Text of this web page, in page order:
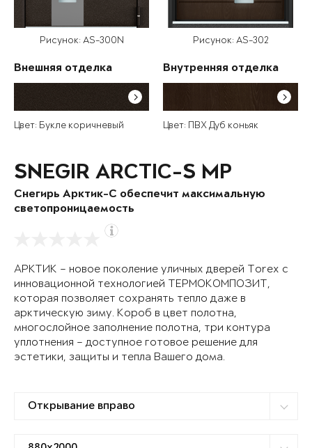
Рисунок: AS-300N
Внешняя отделка
Цвет: Букле коричневый
Рисунок: AS-302
Внутренняя отделка
Цвет: ПВХ Дуб коньяк
SNEGIR ARCTIC-S MP
Снегирь Арктик-С обеспечит максимальную
светопроницаемость
АРКТИК – новое поколение уличных дверей Torex с
инновационной технологией ТЕРМОКОМПОЗИТ,
которая позволяет сохранять тепло даже в
арктическую зиму. Короб в цвет полотна,
многослойное заполнение полотна, три контура
уплотнения – доступное готовое решение для
эстетики, защиты и тепла Вашего дома.